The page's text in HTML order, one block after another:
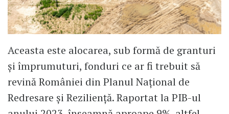
Aceasta este alocarea, sub formă de granturi
și împrumuturi, fonduri ce ar fi trebuit să
revină României din Planul Național de
Redresare și Reziliență. Raportat la PIB-ul